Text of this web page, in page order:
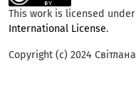
This work is licensed
International License.
Copyright (c) 2024